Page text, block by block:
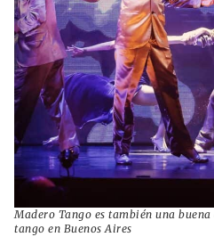
Madero Tango es también una
tango en Buenos Aires